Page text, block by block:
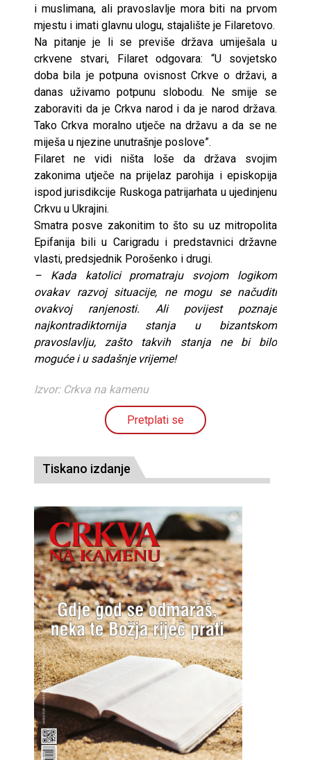
i muslimana, ali pravoslavlje mora biti na prvom
mjestu i imati glavnu ulogu, stajalište je Filaretovo.
Na pitanje je li se previše država umiješala u
crkvene stvari, Filaret odgovara: “U sovjetsko
doba bila je potpuna ovisnost Crkve o državi, a
danas uživamo potpunu slobodu. Ne smije se
zaboraviti da je Crkva narod i da je narod država.
Tako Crkva moralno utječe na državu a da se ne
miješa u njezine unutrašnje poslove”.
Filaret ne vidi ništa loše da država svojim
zakonima utječe na prijelaz parohija i episkopija
ispod jurisdikcije Ruskoga patrijarhata u ujedinjenu
Crkvu u Ukrajini.
Smatra posve zakonitim to što su uz mitropolita
Epifanija bili u Carigradu i predstavnici državne
vlasti, predsjednik Porošenko i drugi.
– Kada katolici promatraju svojom logikom
ovakav razvoj situacije, ne mogu se načuditi
ovakvoj ranjenosti. Ali povijest poznaje
najkontradiktornija stanja u bizantskom
pravoslavlju, zašto takvih stanja ne bi bilo
moguće i u sadašnje vrijeme!
Izvor: Crkva na kamenu
Pretplati se
Tiskano izdanje